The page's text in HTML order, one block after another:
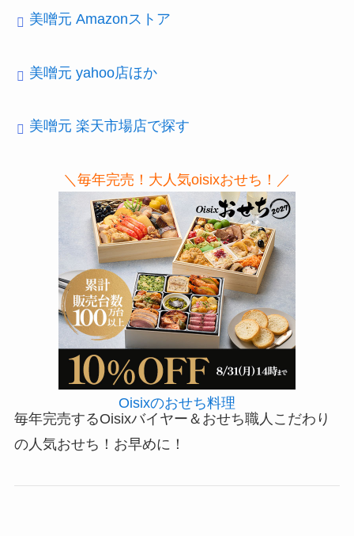
美噌元 Amazonストア
美噌元 yahoo店ほか
美噌元 楽天市場店で探す
＼毎年完売！大人気oisixおせち！／
Oisixのおせち料理
毎年完売するOisixバイヤー＆おせち職人こだわり
の人気おせち！お早めに！